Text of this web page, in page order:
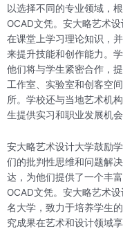
以选择不同的专业领域，
OCAD文凭。安大略艺术
在课堂上学习理论知识，
来提升技能和创作能力。
他们将与学生紧密合作，
工作室、实验室和创客空
所。学校还与当地艺术机
生提供实习和职业发展机
安大略艺术设计大学鼓励
们的批判性思维和问题解
达，为他们提供了一个丰
OCAD文凭。安大略艺术
名大学，致力于培养学生
究成果在艺术和设计领域